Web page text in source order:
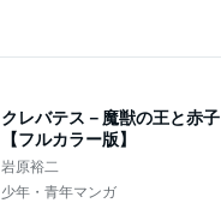
クレバテス－魔獣の王と赤
【フルカラー版】
岩原裕二
少年・青年マンガ